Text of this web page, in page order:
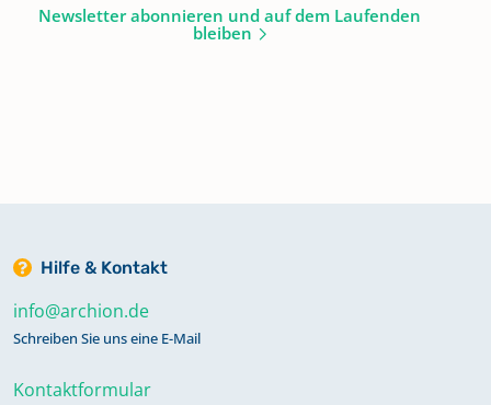
Newsletter abonnieren und auf dem Laufenden
bleiben
Hilfe & Kontakt
info@archion.de
Schreiben Sie uns eine E-Mail
Kontaktformular